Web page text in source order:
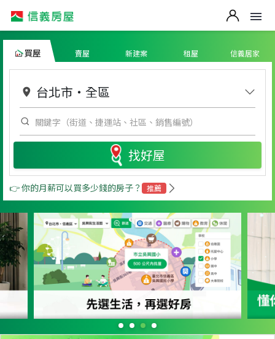
買屋 賣屋 新建案 租屋 信義居家
台北市 ・ 全區
找好屋
👉 你的月薪可以買多少錢的房子？ 推薦